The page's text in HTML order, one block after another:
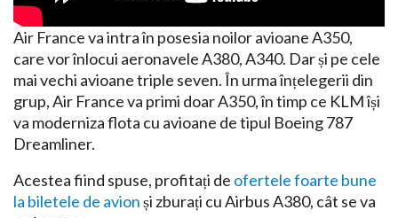
Air France va intra în posesia noilor avioane A350,
care vor înlocui aeronavele A380, A340. Dar și pe cele
mai vechi avioane triple seven. În urma înțelegerii din
grup, Air France va primi doar A350, în timp ce KLM își
va moderniza flota cu avioane de tipul Boeing 787
Dreamliner.
Acestea fiind spuse, profitați de ofertele foarte bune
la biletele de avionși zburați cu Airbus A380, cât se va